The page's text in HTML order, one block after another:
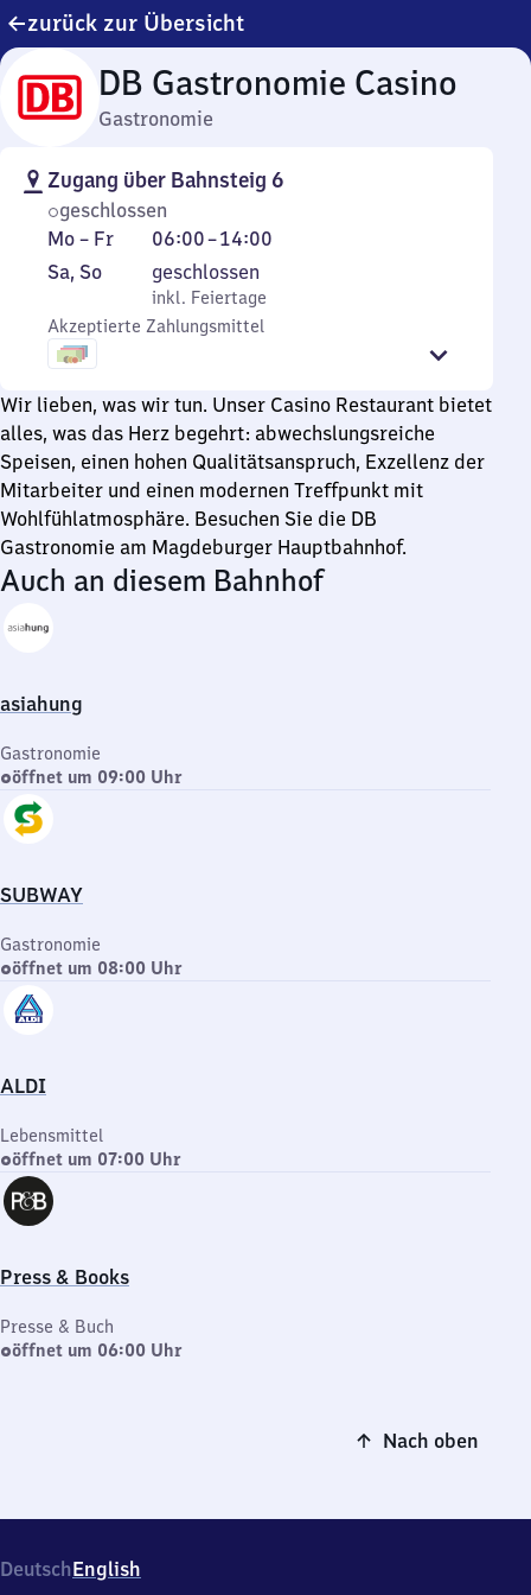
zurück zur Übersicht
DB Gastronomie Casino
Gastronomie
Zugang über Bahnsteig 6
geschlossen
Montag
bis
Mo – Fr 06:00–14:00
Von
6
Uhr
bis
Samstag
Sonntag
Sa, So,
inkl. Feiertage
geschlossen
inkl. Feiertage
Akzeptierte Zahlungsmittel
Wir lieben, was wir tun. Unser Casino Restaurant bietet
alles, was das Herz begehrt: abwechslungsreiche
Speisen, einen hohen Qualitätsanspruch, Exzellenz der
Mitarbeiter und einen modernen Treffpunkt mit
Wohlfühlatmosphäre. Besuchen Sie die DB
Gastronomie am Magdeburger Hauptbahnhof.
Auch an diesem Bahnhof
asiahung
Gastronomie
öffnet um 09:00 Uhr
SUBWAY
Gastronomie
öffnet um 08:00 Uhr
ALDI
Lebensmittel
öffnet um 07:00 Uhr
Press & Books
Presse & Buch
öffnet um 06:00 Uhr
Nach oben
DeutschEnglish